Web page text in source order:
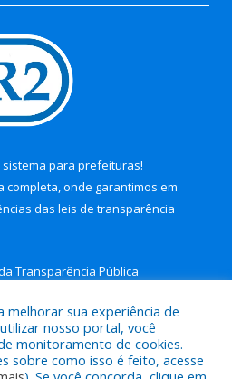
sistema para prefeituras!
completa, onde garantimos em
das leis de transparência
Transparência Pública
a Prefeitura Municipal de Aurora
melhorar sua experiência de
nosso portal, você
monitoramento de cookies.
sobre como isso é feito, acesse